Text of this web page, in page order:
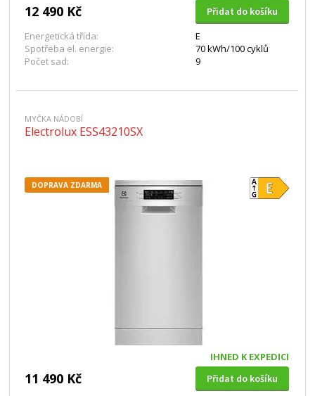
12 490 Kč
Přidat do košíku
Energetická třída:
E
Spotřeba el. energie:
70 kWh/100 cyklů
Počet sad:
9
MYČKA NÁDOBÍ
Electrolux ESS43210SX
DOPRAVA ZDARMA
IHNED K EXPEDICI
11 490 Kč
Přidat do košíku